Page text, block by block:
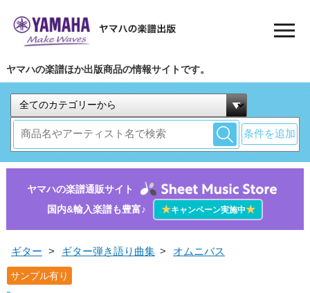
ヤマハの楽譜ほか出版商品の情報サイトです。
条件を追加
ヤマハの楽譜通販サイト
国内&輸入楽譜も豊富♪
★キャンペーン実施中★
ギター > ギター弾き語り曲集 > オムニバス
サンプル有り